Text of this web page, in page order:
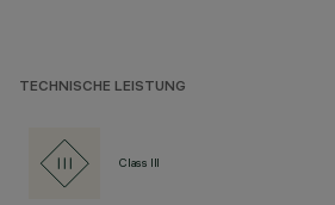
TECHNISCHE LEISTUNG
Class III